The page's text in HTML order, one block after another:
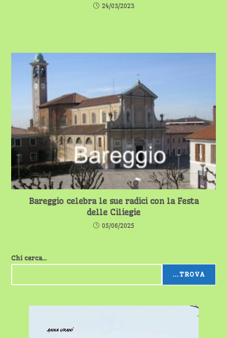
24/03/2023
Bareggio celebra le sue radici con la Festa
delle Ciliegie
05/06/2025
Chi cerca...
...TROVA